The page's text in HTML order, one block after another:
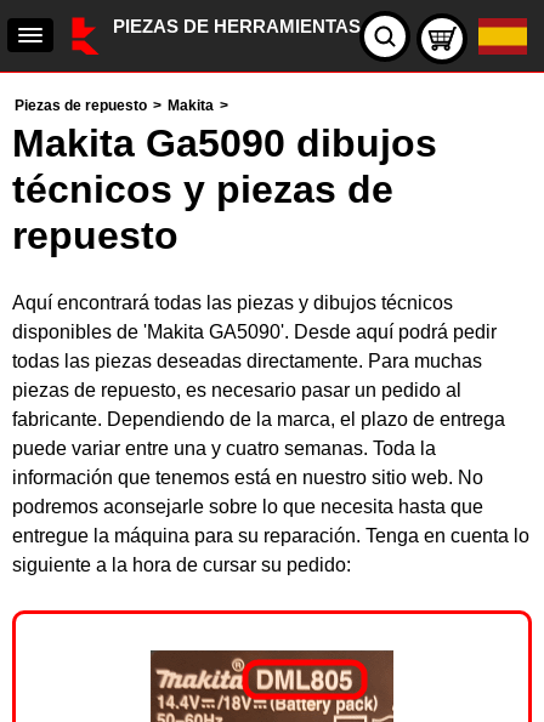
PIEZAS DE HERRAMIENTAS
Piezas de repuesto > Makita >
Makita Ga5090 dibujos
técnicos y piezas de
repuesto
Aquí encontrará todas las piezas y dibujos técnicos
disponibles de 'Makita GA5090'. Desde aquí podrá pedir
todas las piezas deseadas directamente. Para muchas
piezas de repuesto, es necesario pasar un pedido al
fabricante. Dependiendo de la marca, el plazo de entrega
puede variar entre una y cuatro semanas. Toda la
información que tenemos está en nuestro sitio web. No
podremos aconsejarle sobre lo que necesita hasta que
entregue la máquina para su reparación. Tenga en cuenta lo
siguiente a la hora de cursar su pedido: